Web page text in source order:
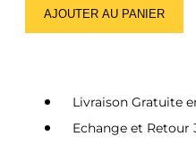
AJOUTER AU PANIER
Livraison Gratuite
Echange et Retour